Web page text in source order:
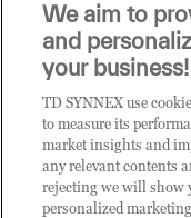
it.tdsynnex.com|
CATEGORIE
Categorie
We aim to
and
your business!
TD SYNNEX use
to measure its
market insights and
any relevant contents
rejecting we will show
personalized